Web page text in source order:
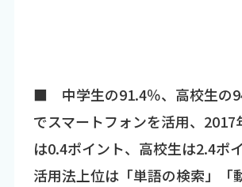
■ 中学生の91.4％、高校生の
でスマートフォンを活用、2017
は0.4ポイント、高校生は2.4ポ
活用法上位は「単語の検索」「